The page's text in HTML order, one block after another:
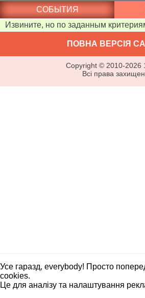
СОБЫТИЯ
Извините, но по заданным
ПОВНА ВЕРСІЯ
Copyright © 2010-2026
Всі права
Усе гаразд, everybody! Просто
cookies.
Це для аналізу та налаштування